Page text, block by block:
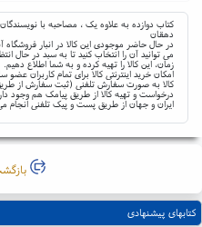
کتاب دوازده به علاوه یک ، مصاحبه با
دهقان
در حال حاضر موجودی این کالا در انبار
می توانید آن را انتخاب کنید تا به سبد در حال
زمان، این کالا را تهیه کرده و به شما اطلاع دهیم.
امکان خرید اینترنتی کالا برای تمام کاربران
کالا به صورت سفارش تلفنی (ثبت سفارش از
درخواست و تهیه کالا از طریق پیامک هم وجود
ایران و جهان از طریق پست و پیک تلفنی انجام
کتابهای پیشنهادی